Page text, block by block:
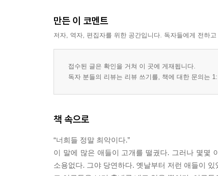
만든 이 코멘트
저자, 역자, 편집자를 위한 공간입니다. 독자들에게 전하
접수된 글은 확인을 거쳐 이 곳에 게재됩니다.
독자 분들의 리뷰는 리뷰 쓰기를, 책에 대한 문의는
책 속으로
“너희들 정말 최악이다.”
이 말에 많은 애들이 고개를 떨궜다. 그러나 몇몇
소용없다. 그야 당연하다. 옛날부터 저런 애들이